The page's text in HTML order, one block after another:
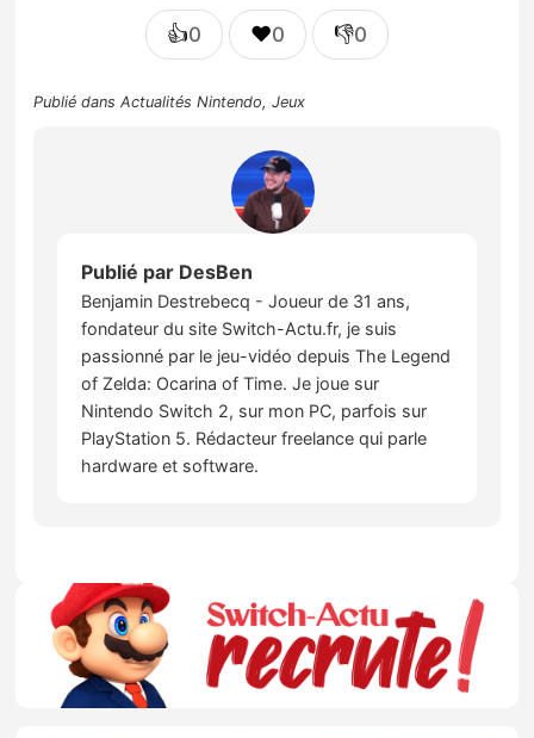
👍0 ❤️0 👎0
Publié dansActualités Nintendo,Jeux
Publié par DesBen
Benjamin Destrebecq - Joueur de 31 ans,
fondateur du site Switch-Actu.fr, je suis
passionné par le jeu-vidéo depuis The Legend
of Zelda: Ocarina of Time. Je joue sur
Nintendo Switch 2, sur mon PC, parfois sur
PlayStation 5. Rédacteur freelance qui parle
hardware et software.